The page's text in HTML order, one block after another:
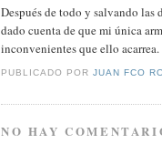
Después de todo y salvando las
dado cuenta de que mi única
inconvenientes que ello acarrea.
PUBLICADO PORJUAN FCO
NO HAY